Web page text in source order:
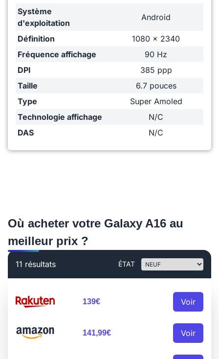
Système
d'exploitation
Android
Définition
1080 x 2340
Fréquence affichage
90 Hz
DPI
385 ppp
Taille
6.7 pouces
Type
Super Amoled
Technologie affichage
N/C
DAS
N/C
Où acheter votre Galaxy A16 au
meilleur prix ?
11 résultats ÉTAT
139€ Voir
141,99€ Voir